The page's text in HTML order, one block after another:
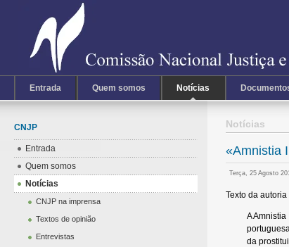
Entrada Quem somos Notícias
Notícias
«Amnistia
Terça, 25 Agosto
Texto da
A
da
CNJP
Entrada
Quem somos
Notícias
CNJP na imprensa
Textos de opinião
Entrevistas